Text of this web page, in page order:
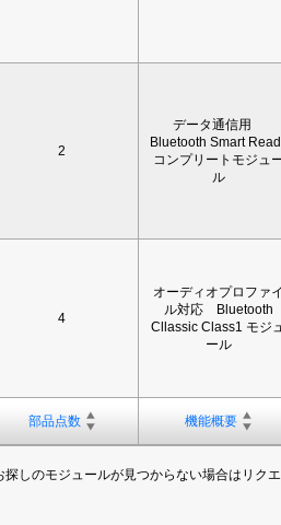
2
データ通信用
Bluetooth Smart
コンプリートモジュ
ル
4
オーディオプロファイ
ル対応 Bluetooth
Cllassic Class1 モジ
ール
部品点数 機能概要
探しのモジュールが見つからない場合はリクエ